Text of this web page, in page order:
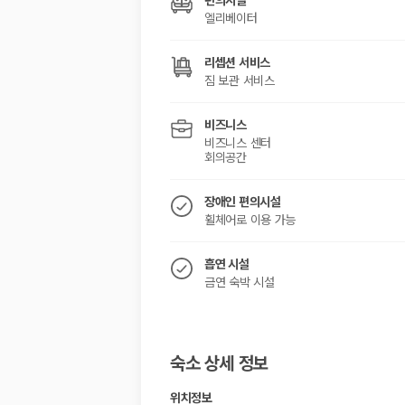
엘리베이터
리셉션 서비스
짐 보관 서비스
비즈니스
비즈니스 센터
회의공간
장애인 편의시설
휠체어로 이용 가능
흡연 시설
금연 숙박 시설
숙소 상세 정보
위치정보